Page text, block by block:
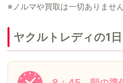
※ノルマや買取は一切ありませ
ヤクルトレディの1日